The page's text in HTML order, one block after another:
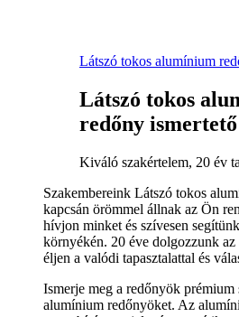
Látszó tokos alumínium
Látszó tokos
redőny ismertető
Kiváló szakértelem, 20 év
Szakembereink Látszó tokos
kapcsán örömmel állnak az Ön
hívjon minket és szívesen
környékén. 20 éve dolgozzunk az
éljen a valódi tapasztalattal és
Ismerje meg a redőnyök prémium
alumínium redőnyöket. Az